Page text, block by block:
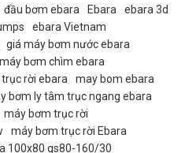
đầu bơm ebara Ebara
ebara 3d
ebara Vietnam
giá máy bơm nước ebara
máy bơm chìm ebara
rời ebara
may bom ebara
bơm ly tâm trục ngang ebara
máy bơm trục rời
máy bơm trục rời Ebara
100x80 gs80-160/30